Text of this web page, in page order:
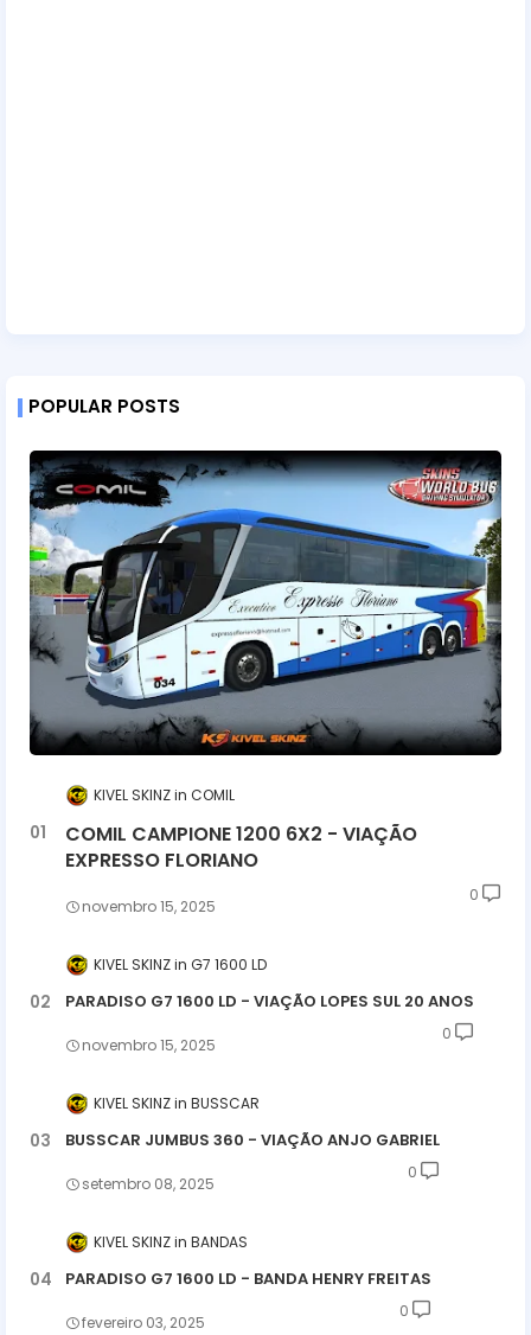
POPULAR POSTS
KIVEL SKINZ COMIL
COMIL CAMPIONE 1200 6X2 - VIAÇÃO
EXPRESSO FLORIANO
novembro 15, 2025
0
KIVEL SKINZ G7 1600 LD
PARADISO G7 1600 LD - VIAÇÃO LOPES SUL 20 ANOS
novembro 15, 2025
0
KIVEL SKINZ BUSSCAR
BUSSCAR JUMBUS 360 - VIAÇÃO ANJO GABRIEL
setembro 08, 2025
0
KIVEL SKINZ BANDAS
PARADISO G7 1600 LD - BANDA HENRY FREITAS
fevereiro 03, 2025
0